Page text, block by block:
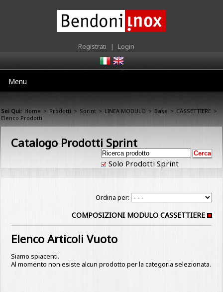
Registrati | Login
Menu
Sei Qui: Home > Prodotti > Sprint > LINEA MODULO > Base > CASSETTIERE >
Elenco Prodotti
Catalogo Prodotti Sprint
Solo Prodotti Sprint
Ordina per:
COMPOSIZIONI MODULO CASSETTIERE
Elenco Articoli Vuoto
Siamo spiacenti.
Al momento non esiste alcun prodotto per la categoria selezionata.